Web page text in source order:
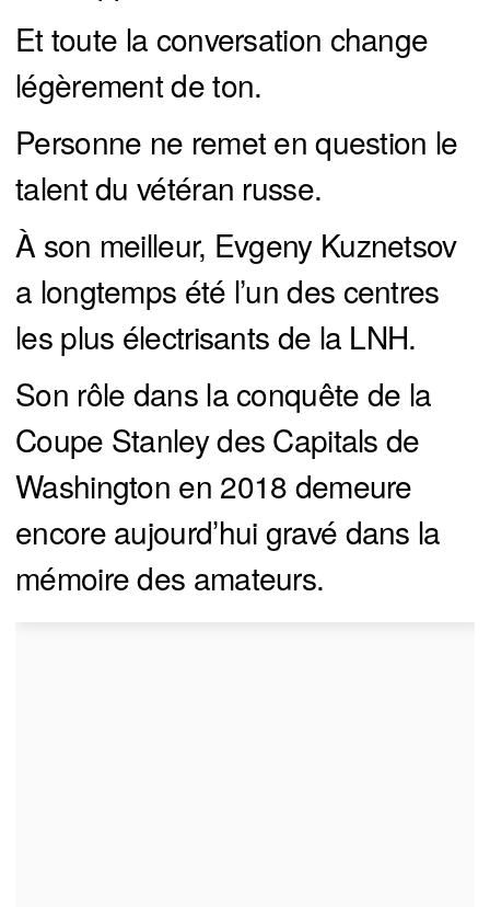
Et toute la conversation change
légèrement de ton.
Personne ne remet en question le
talent du vétéran russe.
À son meilleur, Evgeny Kuznetsov
a longtemps été l’un des centres
les plus électrisants de la LNH.
Son rôle dans la conquête de la
Coupe Stanley des Capitals de
Washington en 2018 demeure
encore aujourd’hui gravé dans la
mémoire des amateurs.